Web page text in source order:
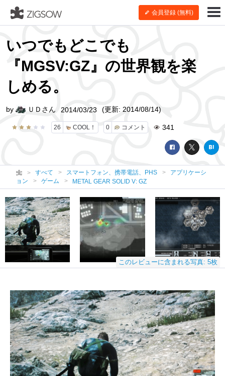
会員登録 (無料)
いつでもどこでも
『MGSV:GZ』の世界観を楽
しめる。
26 COOL！ 0 コメント 341
by ＵＤさん 2014/03/23 (更新: 2014/08/14)
すべて スマートフォン、携帯電話、PHS
アプリケーシ
ョン
ゲーム METAL GEAR SOLID V: GZ
このレビューに含まれる写真: 5枚